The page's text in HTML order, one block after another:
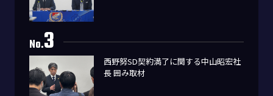
No.3
西野努SD契約満了に関する中山昭宏社
長 囲み取材